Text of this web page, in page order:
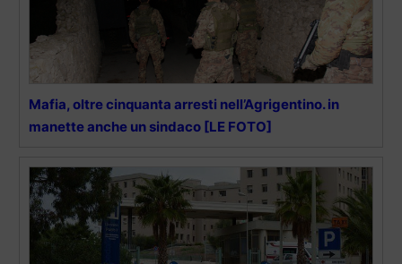
Mafia, oltre cinquanta arresti nell’Agrigentino. in
manette anche un sindaco [LE FOTO]